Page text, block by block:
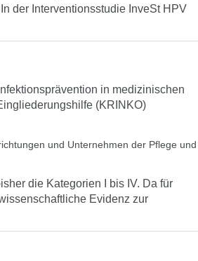
der Interventionsstudie InveSt HPV
in medizinischen
(KRINKO)
und Unternehmen der Pflege und
die Kategorien I bis IV. Da für
Evidenz zur